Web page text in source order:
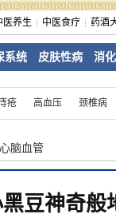
医养生 中医食疗 药酒
系统 皮肤性病 消
疮 高血压 颈椎病
心脑血管
豆神奇般